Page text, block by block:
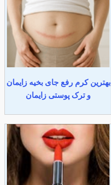
بهترین کرم رفع جای بخیه زایمان
و ترک پوستی زایمان